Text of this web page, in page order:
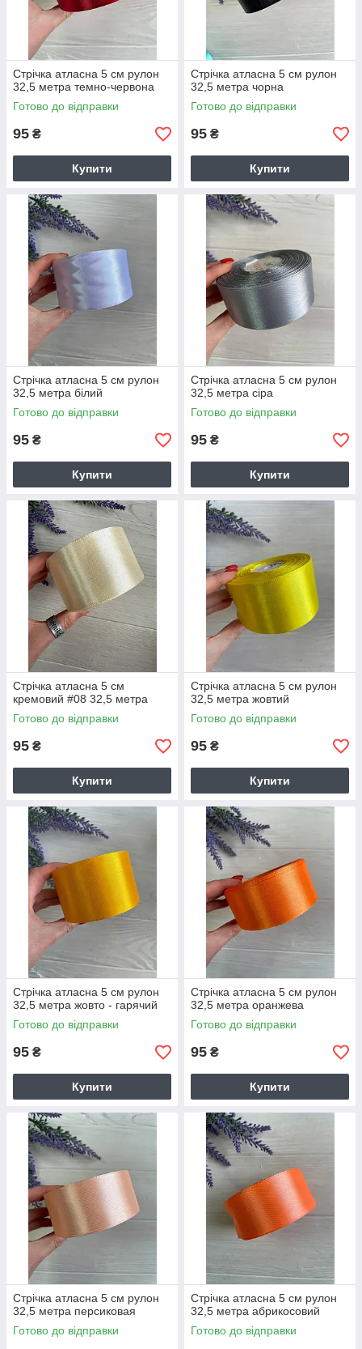
Стрічка атласна 5 см рулон
32,5 метра темно-червона
Готово до відправки
95 ₴
Купити
Стрічка атласна 5 см рулон
32,5 метра чорна
Готово до відправки
95 ₴
Купити
Стрічка атласна 5 см рулон
32,5 метра білий
Готово до відправки
95 ₴
Купити
Стрічка атласна 5 см рулон
32,5 метра сіра
Готово до відправки
95 ₴
Купити
Стрічка атласна 5 см
кремовий #08 32,5 метра
Готово до відправки
95 ₴
Купити
Стрічка атласна 5 см рулон
32,5 метра жовтий
Готово до відправки
95 ₴
Купити
Стрічка атласна 5 см рулон
32,5 метра жовто - гарячий
Готово до відправки
95 ₴
Купити
Стрічка атласна 5 см рулон
32,5 метра оранжева
Готово до відправки
95 ₴
Купити
Стрічка атласна 5 см рулон
32,5 метра персиковая
Готово до відправки
Стрічка атласна 5 см рулон
32,5 метра абрикосовий
Готово до відправки